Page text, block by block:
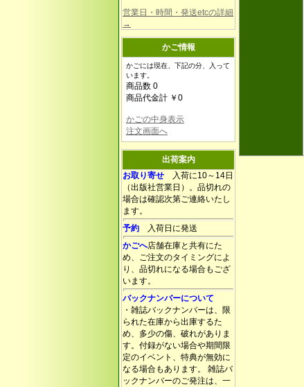
営業日・時間・発送etcの詳細
→
かご情報
かごには現在、下記の分、入って
います。
商品数 0
商品代金計 ￥0
かごの中身表示
注文画面へ
出荷案内
お取り寄せ 入荷に10～14日
（出版社営業日）。品切れの
場合は確認次第ご連絡いたし
ます。
予約 入荷日に発送
かごへ店舗在庫と共有にた
め、ご注文のタイミングによ
り、品切れになる場合もござ
います。
バックナンバーについて
・雑誌バックナンバーは、限
られた在庫から出庫するた
め、多少の傷、破れがありま
す。付録がない場合や期間限
定のイベント、特典が無効に
なる場合もあります。 雑誌バ
ックナンバーのご発注は、一